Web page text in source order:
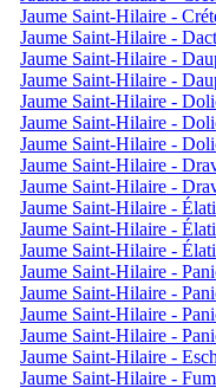
Jaume Saint-Hilaire -
Jaume Saint-Hilaire -
Jaume Saint-Hilaire -
Jaume Saint-Hilaire -
Jaume Saint-Hilaire -
Jaume Saint-Hilaire -
Jaume Saint-Hilaire -
Jaume Saint-Hilaire -
Jaume Saint-Hilaire -
Jaume Saint-Hilaire -
Jaume Saint-Hilaire -
Jaume Saint-Hilaire -
Jaume Saint-Hilaire -
Jaume Saint-Hilaire -
Jaume Saint-Hilaire -
Jaume Saint-Hilaire -
Jaume Saint-Hilaire -
Jaume Saint-Hilaire -